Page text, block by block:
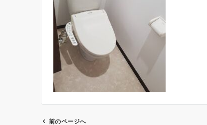
前のページへ